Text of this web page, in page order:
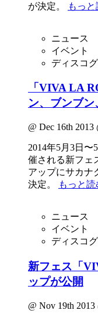
が決定。
もっ
ニュース
イベント
ディスコ
「VIVA LA
ン、ブンブン
@ Dec 16th 2013
2014年5月3日
催される新フェ
アップにサカナ
決定。
もっと
ニュース
イベント
ディスコ
新フェス「
ップが公開
@ Nov 19th 2013